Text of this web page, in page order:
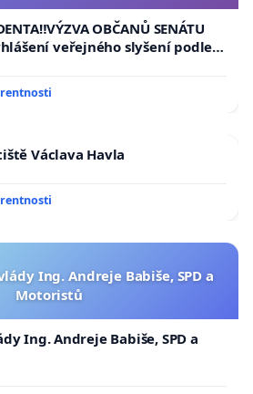
republiky
OBČANŮ SENÁTU
veřejného slyšení podle §
Senátu k návrhu na přijetí
žaloby na prezidenta
Václava Havla
Ing. Andreje Babiše, SPD a
Motoristů
Ing. Andreje Babiše, SPD a